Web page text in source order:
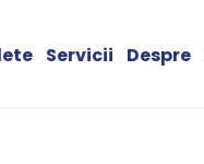
Servicii Despre